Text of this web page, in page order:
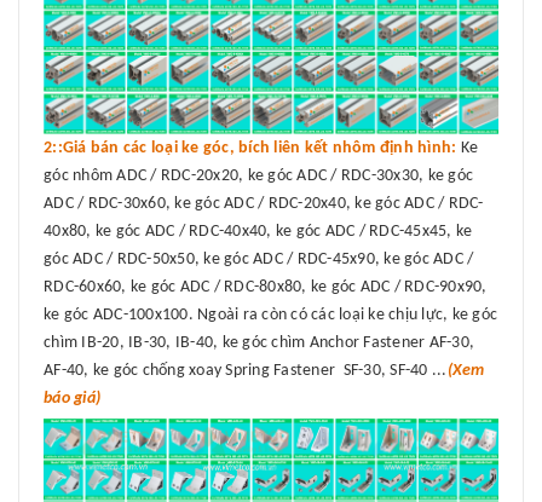
2::Giá bán các loại ke góc, bích liên kết nhôm định hình: Ke
góc nhôm ADC / RDC-20x20, ke góc ADC / RDC-30x30, ke góc
ADC / RDC-30x60, ke góc ADC / RDC-20x40, ke góc ADC / RDC-
40x80, ke góc ADC / RDC-40x40, ke góc ADC / RDC-45x45, ke
góc ADC / RDC-50x50, ke góc ADC / RDC-45x90, ke góc ADC /
RDC-60x60, ke góc ADC / RDC-80x80, ke góc ADC / RDC-90x90,
ke góc ADC-100x100. Ngoài ra còn có các loại ke chịu lực, ke góc
chìm IB-20, IB-30, IB-40, ke góc chìm Anchor Fastener AF-30,
AF-40, ke góc chống xoay Spring Fastener SF-30, SF-40 ... (Xem
báo giá)